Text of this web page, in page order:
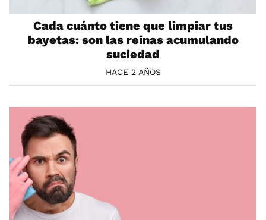
Cada cuánto tiene que limpiar tus
bayetas: son las reinas acumulando
suciedad
HACE 2 AÑOS